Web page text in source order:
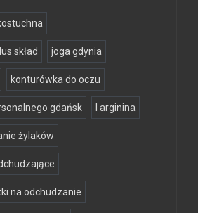
skład joga gdynia
konturówka do oczu
gdańsk l arginina
żylaków
na odchudzanie